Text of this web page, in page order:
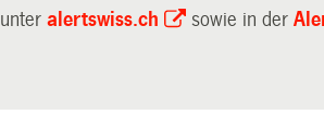
unteralertswiss.ch sowie in der